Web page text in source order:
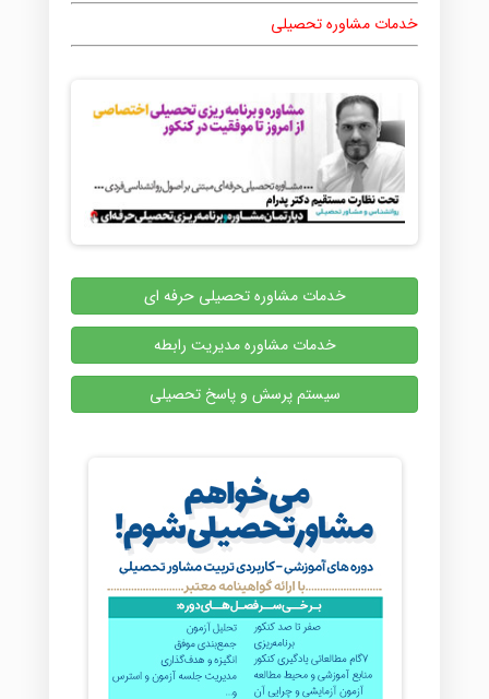
خدمات مشاوره تحصیلی
خدمات مشاوره تحصیلی حرفه ای
خدمات مشاوره مدیریت رابطه
سیستم پرسش و پاسخ تحصیلی